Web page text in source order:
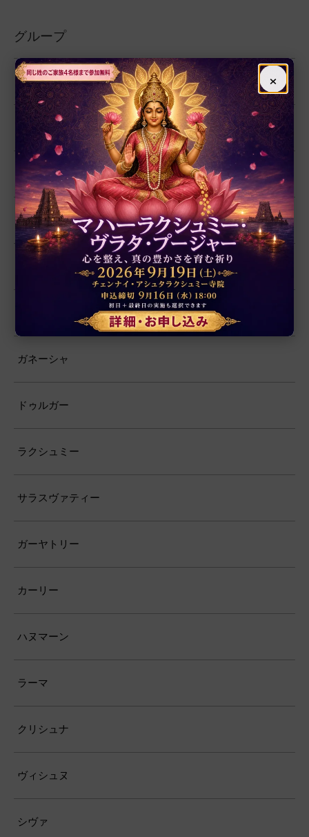
グループ
インド占星術
繁栄・開運
厄除開運
恋愛・結婚
ガネーシャ
ドゥルガー
ラクシュミー
サラスヴァティー
ガーヤトリー
カーリー
ハヌマーン
ラーマ
クリシュナ
ヴィシュヌ
シヴァ
×